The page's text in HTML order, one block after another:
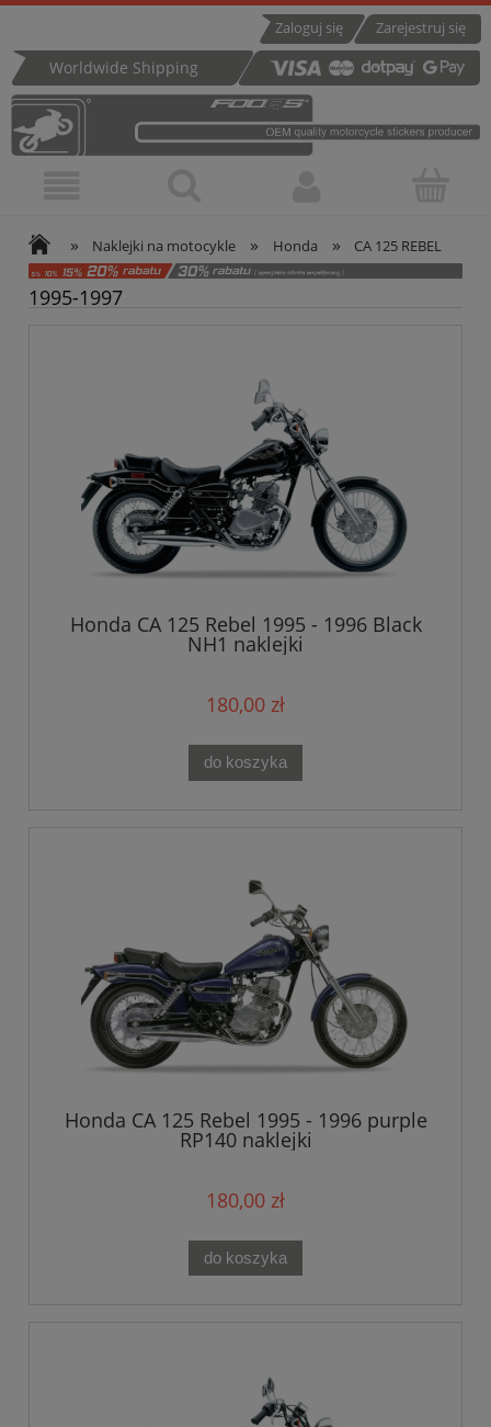
Zarejestruj się
Zaloguj się
Worldwide Shipping
» Naklejki na motocykle » Honda » CA 125 REBEL
1995-1997
Honda CA 125 Rebel 1995 - 1996 Black
NH1 naklejki
180,00 zł
do koszyka
Honda CA 125 Rebel 1995 - 1996 purple
RP140 naklejki
180,00 zł
do koszyka